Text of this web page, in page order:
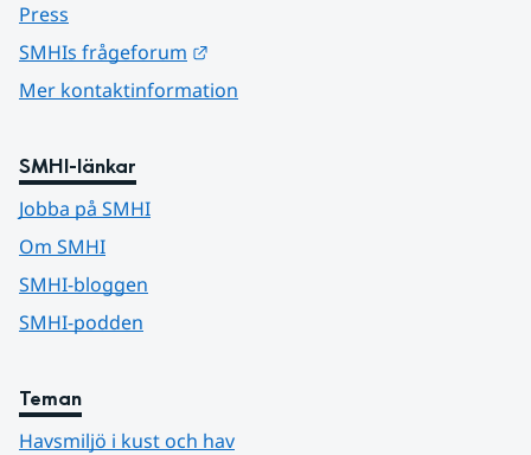
Press
SMHIs frågeforum
Mer kontaktinformation
SMHI-länkar
Jobba på SMHI
Om SMHI
SMHI-bloggen
SMHI-podden
Teman
Havsmiljö i kust och hav